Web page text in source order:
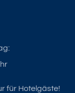
für Hotelgäste!